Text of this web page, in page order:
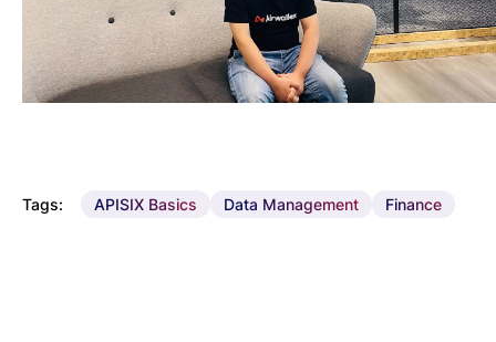
Tags: APISIX Basics Data Management Finance